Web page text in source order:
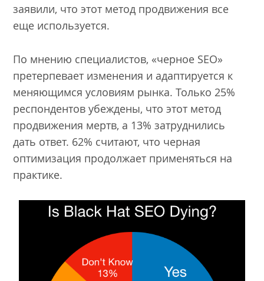
заявили, что этот метод продвижения все
еще используется.
По мнению специалистов, «черное SEO»
претерпевает изменения и адаптируется к
меняющимся условиям рынка. Только 25%
респондентов убеждены, что этот метод
продвижения мертв, а 13% затруднились
дать ответ. 62% считают, что черная
оптимизация продолжает применяться на
практике.